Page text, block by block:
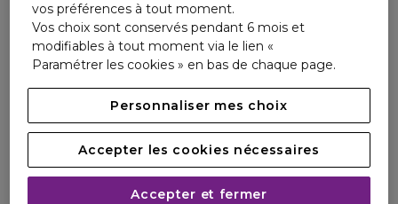
vos préférences à tout moment.
Vos choix sont conservés pendant 6 mois et
modifiables à tout moment via le lien «
Paramétrer les cookies » en bas de chaque page.
Personnaliser mes choix
Accepter les cookies nécessaires
Accepter et fermer